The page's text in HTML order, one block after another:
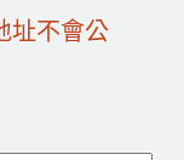
址不會公